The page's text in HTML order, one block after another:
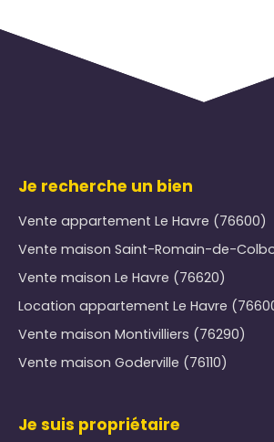
Je recherche un bien
Vente appartement Le Havre (76600)
Vente maison Saint-Romain-de-
Vente maison Le Havre (76620)
Location appartement Le Havre
Vente maison Montivilliers (76290)
Vente maison Goderville (76110)
Je suis propriétaire